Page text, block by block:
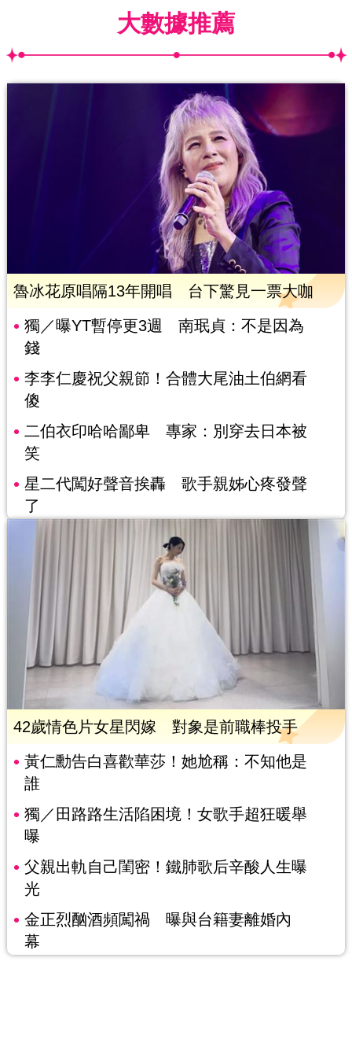
大數據推薦
魯冰花原唱隔13年開唱 台下驚見一票大咖
獨／曝YT暫停更3週 南珉貞：不是因為
錢
李李仁慶祝父親節！合體大尾油土伯網看
傻
二伯衣印哈哈鄙卑 專家：別穿去日本被
笑
星二代闖好聲音挨轟 歌手親姊心疼發聲
了
42歲情色片女星閃嫁 對象是前職棒投手
黃仁勳告白喜歡華莎！她尬稱：不知他是
誰
獨／田路路生活陷困境！女歌手超狂暖舉
曝
父親出軌自己閨密！鐵肺歌后辛酸人生曝
光
金正烈酗酒頻闖禍 曝與台籍妻離婚內
幕